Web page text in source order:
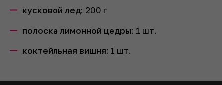
кусковой лед: 200 г
полоска лимонной цедры: 1 шт.
коктейльная вишня: 1 шт.